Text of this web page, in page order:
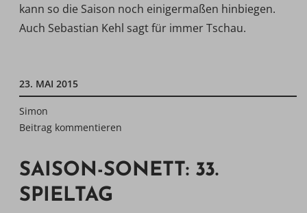
kann so die Saison noch einigermaßen hinbiegen.
Auch Sebastian Kehl sagt für immer Tschau.
23. MAI 2015
Simon
Beitrag kommentieren
SAISON-SONETT: 33.
SPIELTAG